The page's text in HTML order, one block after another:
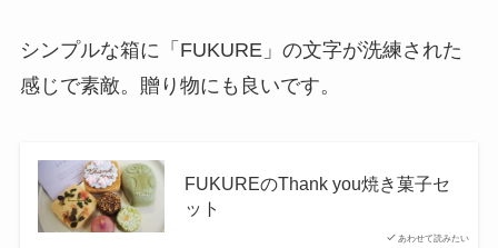
シンプルな箱に「FUKURE」の文字が洗練された
感じで素敵。贈り物にも良いです。
あわせて読みたい
FUKUREのThank you焼き菓子セ
ット